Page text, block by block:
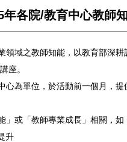
年各院/教育中心教師
領域之教師知能，以教育部深
座。
心為單位，於活動前一個月，提
」或「教師專業成長」相關，如
升